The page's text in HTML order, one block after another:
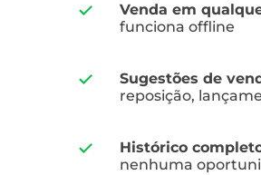
Venda em
funciona offline
Sugestões de
reposição,
Histórico
nenhuma